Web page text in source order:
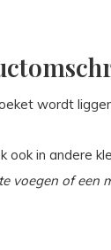
wordt
ook in andere
voegen of een